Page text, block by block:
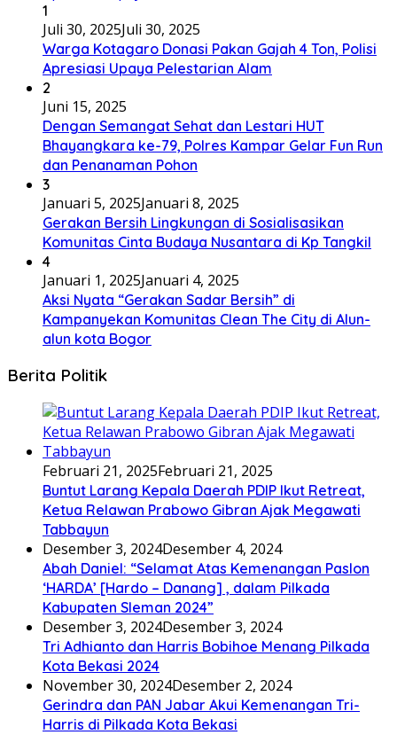
1
Juli 30, 2025Juli 30, 2025
Warga Kotagaro Donasi Pakan Gajah 4 Ton, Polisi
Apresiasi Upaya Pelestarian Alam
2
Juni 15, 2025
Dengan Semangat Sehat dan Lestari HUT
Bhayangkara ke-79, Polres Kampar Gelar Fun Run
dan Penanaman Pohon
3
Januari 5, 2025Januari 8, 2025
Gerakan Bersih Lingkungan di Sosialisasikan
Komunitas Cinta Budaya Nusantara di Kp Tangkil
4
Januari 1, 2025Januari 4, 2025
Aksi Nyata “Gerakan Sadar Bersih” di
Kampanyekan Komunitas Clean The City di Alun-
alun kota Bogor
Berita Politik
Februari 21, 2025Februari 21, 2025
Buntut Larang Kepala Daerah PDIP Ikut Retreat,
Ketua Relawan Prabowo Gibran Ajak Megawati
Tabbayun
Desember 3, 2024Desember 4, 2024
Abah Daniel: “Selamat Atas Kemenangan Paslon
‘HARDA’ [Hardo – Danang] , dalam Pilkada
Kabupaten Sleman 2024”
Desember 3, 2024Desember 3, 2024
Tri Adhianto dan Harris Bobihoe Menang Pilkada
Kota Bekasi 2024
November 30, 2024Desember 2, 2024
Gerindra dan PAN Jabar Akui Kemenangan Tri-
Harris di Pilkada Kota Bekasi